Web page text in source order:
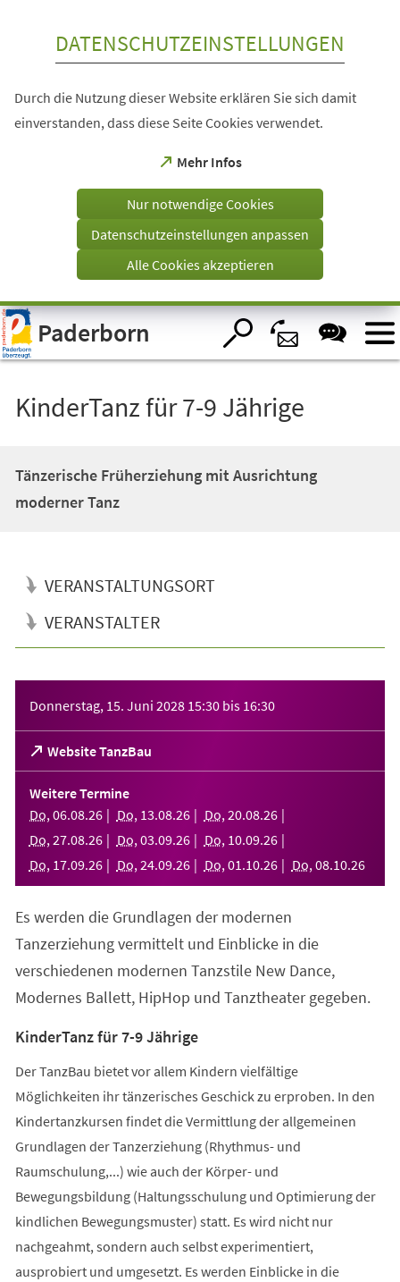
Visuelle
Assistenzsoftware
öffnen.
DATENSCHUTZEINSTELLUNGEN
Durch die Nutzung dieser Website erklären Sie sich damit
einverstanden, dass diese Seite Cookies verwendet.
Mehr Infos
(Öffnet
einem
Tab)
Nur notwendige Cookies
Datenschutzeinstellungen anpassen
Alle Cookies akzeptieren
Paderborn
KinderTanz für 7-9 Jährige
Tänzerische Früherziehung mit Ausrichtung
moderner Tanz
VERANSTALTUNGSORT
VERANSTALTER
Donnerstag, 15. Juni 2028 15:30 bis 16:30
Website TanzBau
(Öffnet
in
einem
neuen
Tab)
Weitere Termine
Do, 06.08.26 Do, 13.08.26 Do, 20.08.26
Do, 27.08.26 Do, 03.09.26 Do, 10.09.26
Do, 17.09.26 Do, 24.09.26 Do, 01 .10.26 Do, 08.10.26
Es werden die Grundlagen der modernen
Tanzerziehung vermittelt und Einblicke in die
verschiedenen modernen Tanzstile New Dance,
Modernes Ballett, HipHop und Tanztheater gegeben.
KinderTanz für 7-9 Jährige
Der TanzBau bietet vor allem Kindern vielfältige
Möglichkeiten ihr tänzerisches Geschick zu erproben. In den
Kindertanzkursen findet die Vermittlung der allgemeinen
Grundlagen der Tanzerziehung (Rhythmus- und
Raumschulung,...) wie auch der Körper- und
Bewegungsbildung (Haltungsschulung und Optimierung der
kindlichen Bewegungsmuster) statt. Es wird nicht nur
nachgeahmt, sondern auch selbst experimentiert,
ausprobiert und umgesetzt. Es werden Einblicke in die